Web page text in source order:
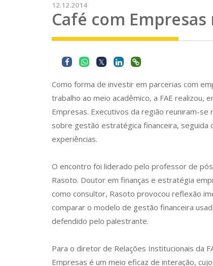
12.12.2014
Café com Empresas
Como forma de investir em parcerias com
trabalho ao meio acadêmico, a FAE realizou,
Empresas. Executivos da região reuniram-se
sobre gestão estratégica financeira, seguida
experiências.
O encontro foi liderado pelo professor de
Rasoto. Doutor em finanças e estratégia
como consultor, Rasoto provocou reflexão
comparar o modelo de gestão financeira
defendido pelo palestrante.
Para o diretor de Relações Institucionais da
Empresas é um meio eficaz de interação,